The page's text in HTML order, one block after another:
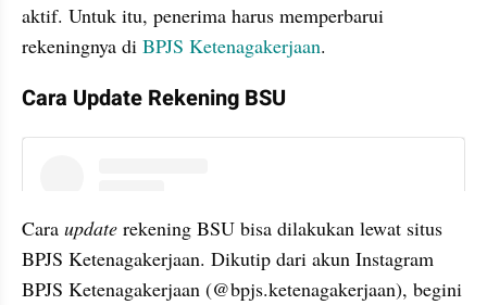
aktif. Untuk itu, penerima harus memperbarui
rekeningnya di BPJS Ketenagakerjaan.
Cara Update Rekening BSU
Cara update rekening BSU bisa dilakukan lewat situs
BPJS Ketenagakerjaan. Dikutip dari akun Instagram
BPJS Ketenagakerjaan (@bpjs.ketenagakerjaan), begini